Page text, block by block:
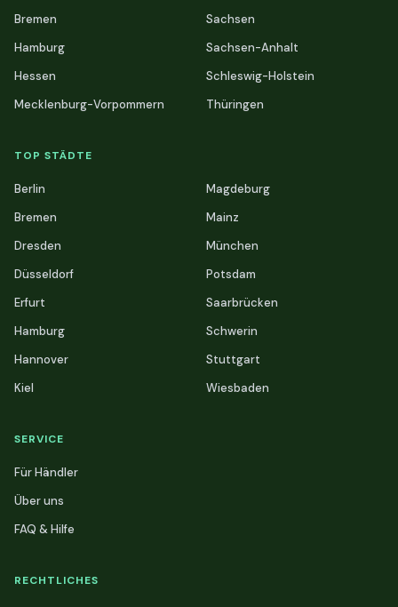
Bremen
Hamburg
Hessen
Mecklenburg-Vorpommern
Sachsen
Sachsen-Anhalt
Schleswig-Holstein
Thüringen
TOP STÄDTE
Berlin
Bremen
Dresden
Düsseldorf
Erfurt
Hamburg
Hannover
Kiel
Magdeburg
Mainz
München
Potsdam
Saarbrücken
Schwerin
Stuttgart
Wiesbaden
SERVICE
Für Händler
Über uns
FAQ & Hilfe
RECHTLICHES